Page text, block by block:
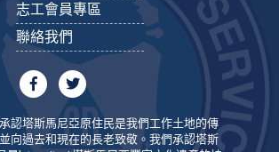
志工會員專區
聯絡我們
認塔斯馬尼亞原住民是我們工作土地的傳
向過去和現在的長老致敬。我們承認塔斯